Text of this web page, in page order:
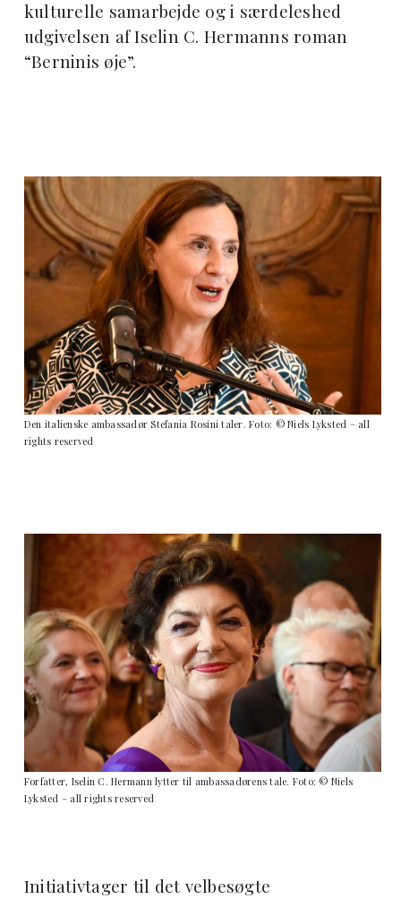
kulturelle samarbejde og i særdeleshed
udgivelsen af Iselin C. Hermanns roman
“Berninis øje”.
Den italienske ambassadør Stefania Rosini taler. Foto: © Niels Lyksted – all
rights reserved
Forfatter, Iselin C. Hermann lytter til ambassadørens tale. Foto: © Niels
Lyksted – all rights reserved
Initiativtager til det velbesøgte